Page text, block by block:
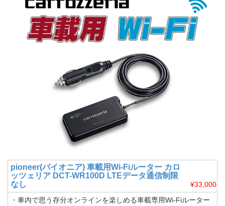
pioneer(パイオニア) 車載用Wi-Fiルーター カロ
ッツェリア DCT-WR100D LTEデータ通信制限
なし
¥33,000
・車内で思う存分オンラインを楽しめる車載専用Wi-Fiルーター